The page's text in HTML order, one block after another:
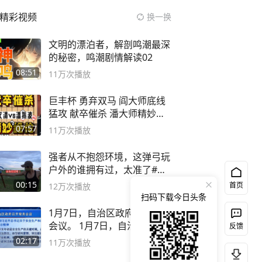
精彩视频 换一换
08:51
文明的漂泊者，解剖鸣潮最深
的秘密，鸣潮剧情解读02
11万次播放
07:57
巨丰杯 勇弃双马 阎大师底线
猛攻 献卒催杀 潘大师精妙入
局
11万次播放
00:15
强者从不抱怨环境，这弹弓玩
户外的谁拥有过，太准了#弹
弓#户外
12万次播放
02:17
1月7日，自治区政府召开常务
会议。 1月7日，自治区党委
副书记
11万次播放
首页
反馈
扫码下载今日头条